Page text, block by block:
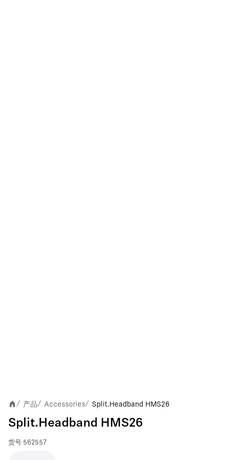
/ 产品/ Accessories/ Split.Headband HMS26
Split.Headband HMS26
货号 562557